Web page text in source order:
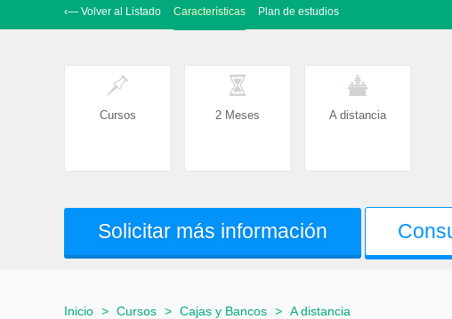
‹— Volver al Listado Características Plan de estudios
Cursos 2 Meses A distancia
Solicitar más información
Inicio > Cursos > Cajas y Bancos > A distancia